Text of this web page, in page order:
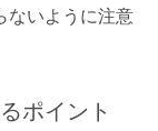
ないように注意
ポイント